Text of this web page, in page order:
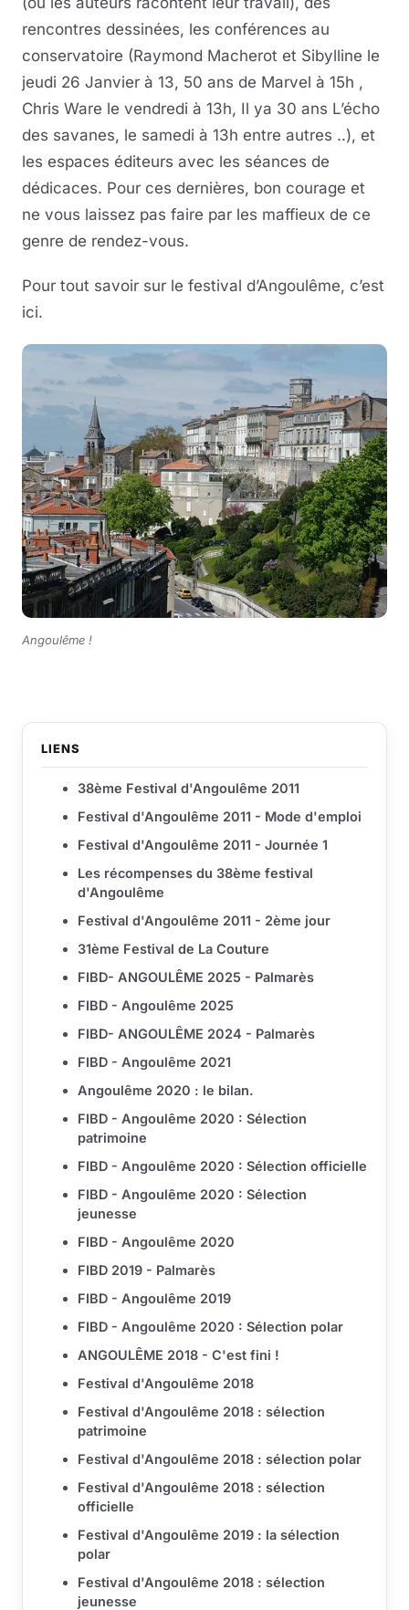
rencontres dessinées, les conférences au
conservatoire (Raymond Macherot et Sibylline le
jeudi 26 Janvier à 13, 50 ans de Marvel à 15h ,
Chris Ware le vendredi à 13h, Il ya 30 ans L’écho
des savanes, le samedi à 13h entre autres ..), et
les espaces éditeurs avec les séances de
dédicaces. Pour ces dernières, bon courage et
ne vous laissez pas faire par les maffieux de ce
genre de rendez-vous.
Pour tout savoir sur le festival d’Angoulême, c’est
ici.
Angoulême !
LIENS
38ème Festival d'Angoulême 2011
Festival d'Angoulême 2011 - Mode d'emploi
Festival d'Angoulême 2011 - Journée 1
Les récompenses du 38ème festival
d'Angoulême
Festival d'Angoulême 2011 - 2ème jour
31ème Festival de La Couture
FIBD- ANGOULÊME 2025 - Palmarès
FIBD - Angoulême 2025
FIBD- ANGOULÊME 2024 - Palmarès
FIBD - Angoulême 2021
Angoulême 2020 : le bilan.
FIBD - Angoulême 2020 : Sélection
patrimoine
FIBD - Angoulême 2020 : Sélection officielle
FIBD - Angoulême 2020 : Sélection
jeunesse
FIBD - Angoulême 2020
FIBD 2019 - Palmarès
FIBD - Angoulême 2019
FIBD - Angoulême 2020 : Sélection polar
ANGOULÊME 2018 - C'est fini !
Festival d'Angoulême 2018
Festival d'Angoulême 2018 : sélection
patrimoine
Festival d'Angoulême 2018 : sélection polar
Festival d'Angoulême 2018 : sélection
officielle
Festival d'Angoulême 2019 : la sélection
polar
Festival d'Angoulême 2018 : sélection
jeunesse